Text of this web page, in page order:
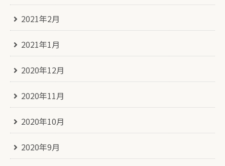
2021年2月
2021年1月
2020年12月
2020年11月
2020年10月
2020年9月